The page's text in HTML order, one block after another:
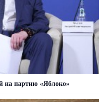
на партию «Яблоко»